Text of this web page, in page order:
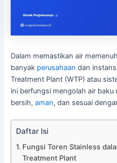
Dalam memastikan air
banyak perusahaan dan
Treatment Plant (WTP) atau
ini berfungsi mengolah air baku
bersih,aman, dan sesuai
Daftar Isi
Fungsi Toren Stainless
Treatment Plant